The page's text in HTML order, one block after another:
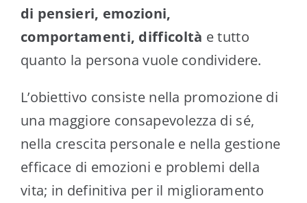
di pensieri, emozioni,
comportamenti, difficoltà e tutto
quanto la persona vuole condividere.
L’obiettivo consiste nella promozione di
una maggiore consapevolezza di sé,
nella crescita personale e nella gestione
efficace di emozioni e problemi della
vita; in definitiva per il miglioramento